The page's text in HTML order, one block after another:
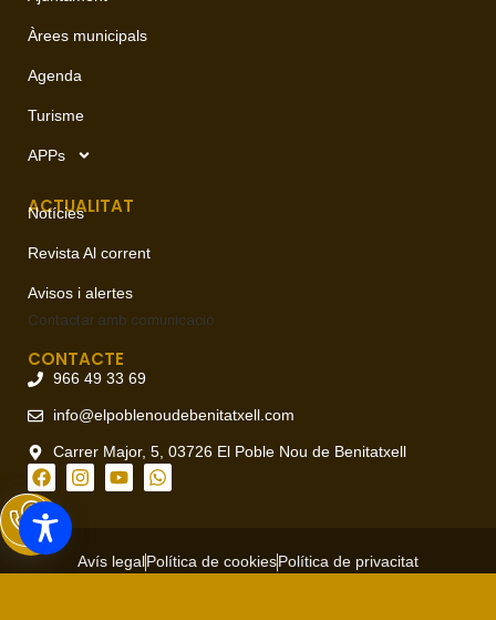
Àrees municipals
Agenda
Turisme
APPs
ACTUALITAT
Notícies
Revista Al corrent
Avisos i alertes
Contactar amb comunicació
CONTACTE
966 49 33 69
info@elpoblenoudebenitatxell.com
Carrer Major, 5, 03726 El Poble Nou de Benitatxell
Avís legalPolítica de cookiesPolítica de privacitat